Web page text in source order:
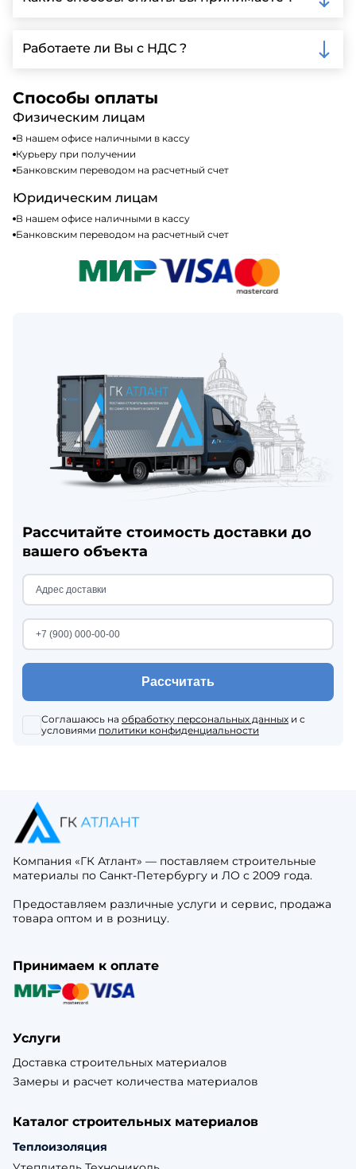
автопарк, для обеспечения быстрой и надежной
включая наличные, банковские переводы,
кредитные карты. Подробную информацию о
Работаете ли Вы с НДС ?
налогообложения, т.е с НДС 20%
Способы оплаты
Физическим лицам
В нашем офисе наличными в кассу
Курьеру при получении
Банковским переводом на расчетный счет
Юридическим лицам
В нашем офисе наличными в кассу
Банковским переводом на расчетный счет
Рассчитайте стоимость доставки до
вашего объекта
Рассчитать
Соглашаюсь на обработку персональных данных и с
условиями политики конфиденциальности
Компания «ГК Атлант» — поставляем строительные
материалы по Санкт-Петербургу и ЛО с 2009 года.
Предоставляем различные услуги и сервис, продажа
товара оптом и в розницу.
Принимаем к оплате
Услуги
Доставка строительных материалов
Замеры и расчет количества материалов
Каталог строительных материалов
Теплоизоляция